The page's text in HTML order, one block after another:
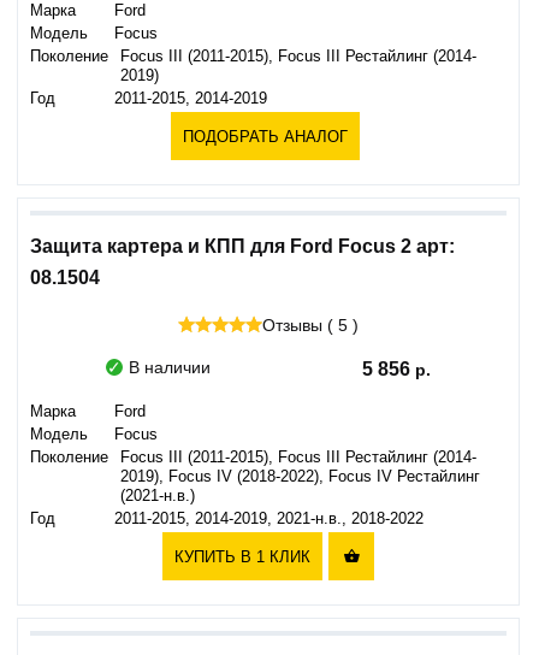
Марка
Ford
Модель
Focus
Поколение
Focus III (2011-2015), Focus III Рестайлинг (2014-
2019)
Год
2011-2015, 2014-2019
ПОДОБРАТЬ АНАЛОГ
Защита картера и КПП для Ford Focus 2 арт:
08.1504
Отзывы ( 5 )
В наличии 5 856
Марка
Ford
Модель
Focus
Поколение
Focus III (2011-2015), Focus III Рестайлинг (2014-
2019), Focus IV (2018-2022), Focus IV Рестайлинг
(2021-н.в.)
Год
2011-2015, 2014-2019, 2021-н.в., 2018-2022
КУПИТЬ В 1 КЛИК 